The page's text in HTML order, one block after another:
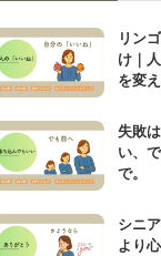
リン
け｜
を変
失敗
い、
で。
シニ
より